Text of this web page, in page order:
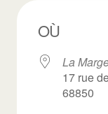
OÙ
La
17 rue
68850